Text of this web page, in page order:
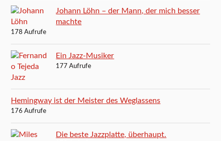
Johann Löhn – der Mann, der mich besser
machte
178 Aufrufe
Ein Jazz-Musiker
177 Aufrufe
Hemingway ist der Meister des Weglassens
176 Aufrufe
Die beste Jazzplatte, überhaupt.